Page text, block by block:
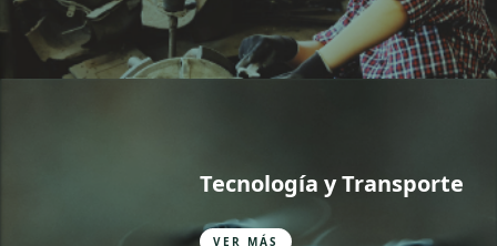
Tecnología y Transporte
VER MÁS